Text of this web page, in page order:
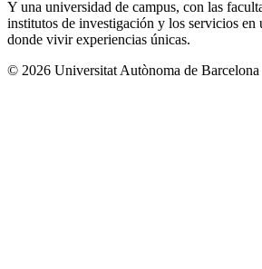
Y una universidad de campus, con las
institutos de investigación y los servicios en
donde vivir experiencias únicas.
© 2026 Universitat Autònoma de Barcelona